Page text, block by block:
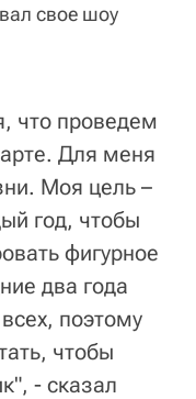
свое шоу
что проведем
Для меня
Моя цель –
год, чтобы
фигурное
два года
поэтому
чтобы
- сказал